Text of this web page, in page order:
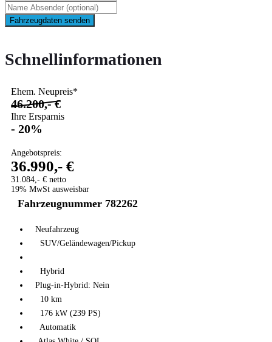
Fahrzeugdaten senden
Schnellinformationen
Ehem. Neupreis*
46.200,- €
Ihre Ersparnis
- 20%
Angebotspreis:
36.990,- €
31.084,- € netto
19% MwSt ausweisbar
Fahrzeugnummer 782262
Neufahrzeug
SUV/Geländewagen/Pickup
Hybrid
Plug-in-Hybrid: Nein
10 km
176 kW (239 PS)
Automatik